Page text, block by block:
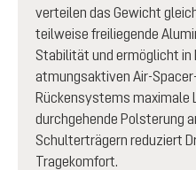
verteilen das Gewicht
teilweise freiliegende
Stabilität und ermöglicht in
atmungsaktiven Air-
Rückensystems maximale
durchgehende Polsterung
Schulterträgern reduziert
Tragekomfort.